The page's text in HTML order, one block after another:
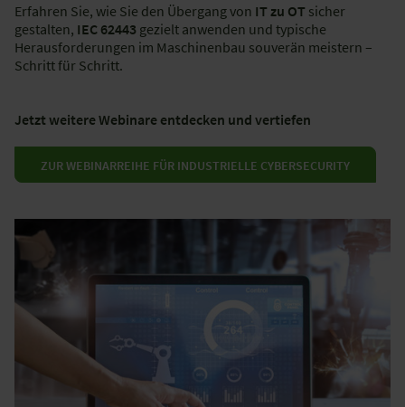
Erfahren Sie, wie Sie den Übergang von IT zu OT sicher
gestalten, IEC 62443 gezielt anwenden und typische
Herausforderungen im Maschinenbau souverän meistern –
Schritt für Schritt.
Jetzt weitere Webinare entdecken und vertiefen
ZUR WEBINARREIHE FÜR INDUSTRIELLE CYBERSECURITY